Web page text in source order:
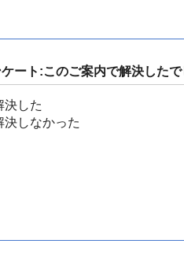
ート:このご案内で解決したで
決した
決しなかった